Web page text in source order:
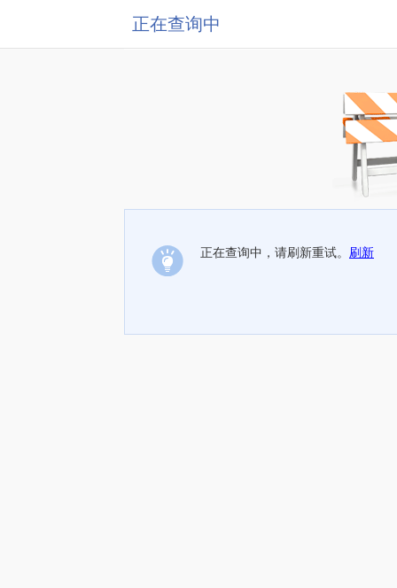
正在查询中
正在查询中，请刷新重试。 刷新